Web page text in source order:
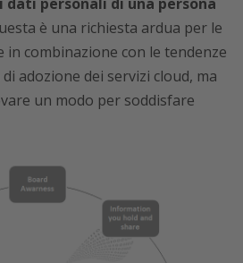
è una richiesta ardua per le
in combinazione con le tendenze
adozione dei servizi cloud, ma
un modo per soddisfare